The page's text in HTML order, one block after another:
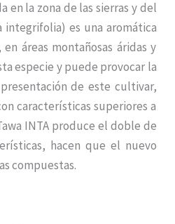
en la zona de las sierras y del
integrifolia) es una aromática
áreas montañosas áridas y
especie y puede provocar la
de este cultivar,
características superiores a
INTA produce el doble de
hacen que el nuevo
compuestas.